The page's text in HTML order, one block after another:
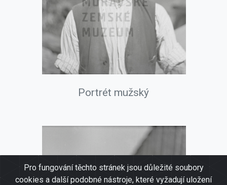
Pro fungování těchto stránek jsou důležité soubory
cookies a další podobné nástroje, které vyžadují uložení
Portrét mužský